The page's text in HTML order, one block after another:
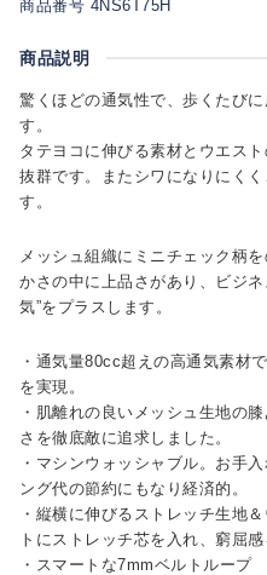
商品番号 4NS6T75H
商品説明
驚くほどの通気性で、歩くたび
す。
タテヨコに伸びる素材とウエス
抜群です。またシワになりにく
す。
メッシュ組織にミニチェック柄
かさの中に上品さがあり、ビジ
気”をプラスします。
・通気量80cc超えの高通気素材
を実現。
・肌離れの良いメッシュ生地の
さを徹底敵に追求しました。
・マシンウォッシャブル。お手
ング代の節約にもなり経済的。
・縦横に伸びるストレッチ生地
トにストレッチ芯を入れ、窮屈
・スマートな7mmベルトループ